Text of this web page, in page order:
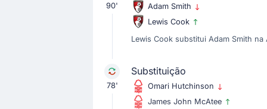
90'
Adam Smith
Lewis Cook
Lewis Cook substitui Adam Smith
78'
Substituição
Omari Hutchinson
James John McAtee